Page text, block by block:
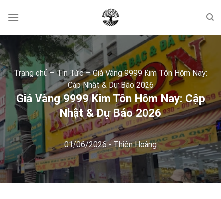
Trang chủ–Tin Tức–Giá Vàng 9999 Kim Tôn Hôm Nay:
Cập Nhật & Dự Báo 2026
Giá Vàng 9999 Kim Tôn Hôm Nay: Cập
Nhật & Dự Báo 2026
01/06/2026 -Thiên Hoàng